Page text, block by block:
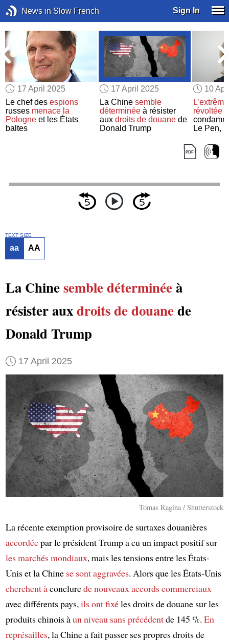
News in Slow French Sign In
17 April 2025
Le chef desespions
russes menace la
Pologne et les États
baltes
17 April 2025
La Chine semble
déterminéeà résister
aux droits de douanede
Donald Trump
10
révoltée
Le Pen,
TEXT SIZE
aa AA
La Chinesemble déterminéeà
résister auxdroits de douanede
Donald Trump
17 April 2025
Tomas Ragina / Shutterstock
La récente exemption provisoire de surtaxes douanières
accordéepar le président Trump a eu un impact positif sur
les marchés mondiaux, mais les tensions entre les États-
Unis et la Chine se sont aggravées. Alors que les États-Unis
cherchent àconclurede nouveaux accords commerciaux
avec différents pays, ils ont fixéles droits de douane sur les
produits chinois àun niveau sans précédentde 145 %. En
représailles, la Chine a fait passer ses propres droits de